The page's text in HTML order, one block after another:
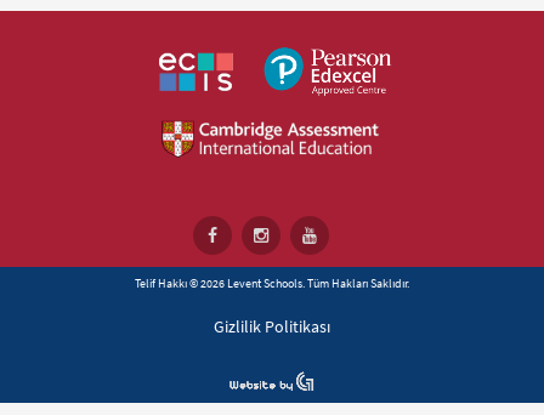
Telif Hakkı © 2026 Levent Schools. Tüm Hakları Saklıdır.
Gizlilik Politikası